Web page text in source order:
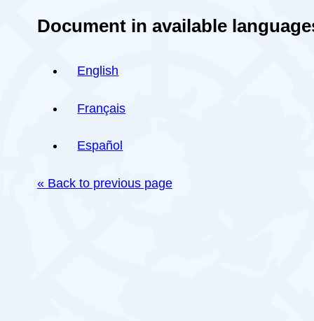
Document in available
English
Français
Español
« Back to previous page